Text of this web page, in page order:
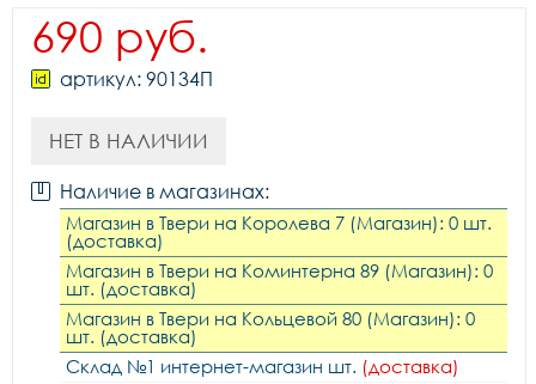
690 руб.
артикул: 90134П
НЕТ В НАЛИЧИИ
Наличие в магазинах:
Магазин в Твери на Королева 7 (Магазин): 0 шт.
(доставка)
Магазин в Твери на Коминтерна 89 (Магазин): 0
шт. (доставка)
Магазин в Твери на Кольцевой 80 (Магазин): 0
шт. (доставка)
Склад №1 интернет-магазин шт. (доставка)